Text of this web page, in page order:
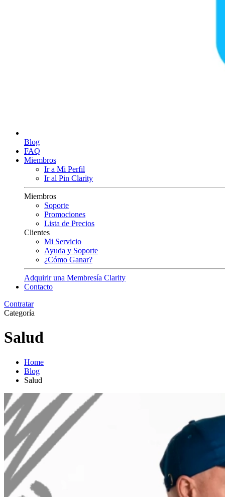
Blog
FAQ
Miembros
Ir a Mi Perfil
Ir al Pin Clarity
Miembros
Soporte
Promociones
Lista de Precios
Clientes
Mi Servicio
Ayuda y Soporte
¿Cómo Ganar?
Adquirir una Membresía Clarity
Contacto
Contratar
Categoría
Salud
Home
Blog
Salud